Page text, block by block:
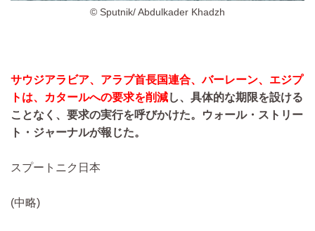
© Sputnik/ Abdulkader Khadzh
サウジアラビア、アラブ首長国連合、バーレーン、エジプ
トは、カタールへの要求を削減し、具体的な期限を設ける
ことなく、要求の実行を呼びかけた。ウォール・ストリー
ト・ジャーナルが報じた。
スプートニク日本
(中略)